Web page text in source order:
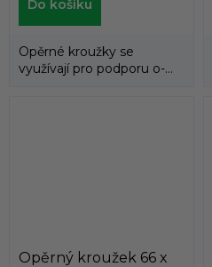
Do košíku
Opěrné kroužky se
využívají pro podporu o-
Opěrný kroužek 66 x